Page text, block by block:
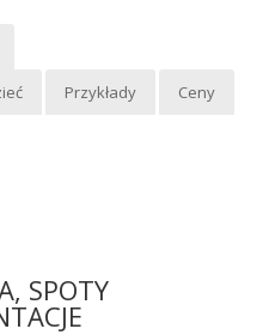
Przykłady Ceny
SPOTY